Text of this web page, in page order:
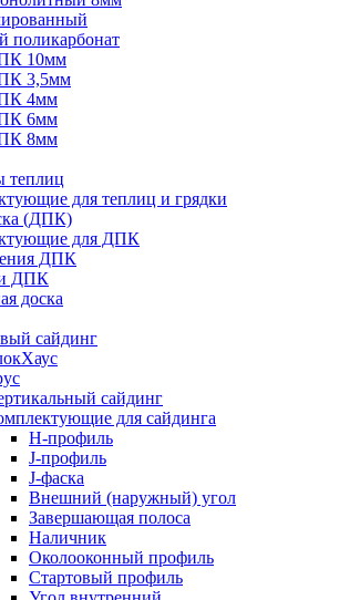
поликарбонат
10мм
3,5мм
4мм
6мм
8мм
теплиц
для теплиц и грядки
(ДПК)
для ДПК
ДПК
ДПК
доска
сайдинг
сайдинг
для сайдинга
H-профиль
J-профиль
J-фаска
Внешний (наружный) угол
Завершающая полоса
Наличник
Околооконный профиль
Стартовый профиль